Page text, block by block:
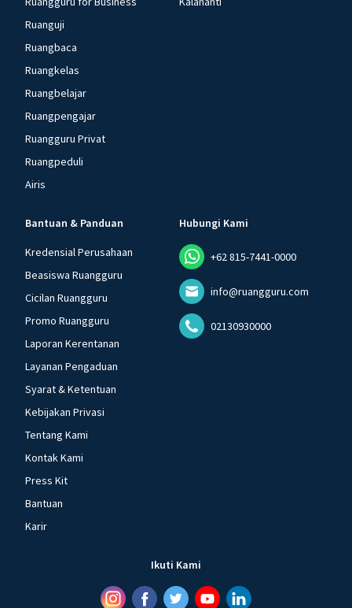
Ruanguji
Ruangbaca
Ruangkelas
Ruangbelajar
Ruangpengajar
Ruangguru Privat
Ruangpeduli
Airis
Bantuan & Panduan
Kredensial Perusahaan
Beasiswa Ruangguru
Cicilan Ruangguru
Promo Ruangguru
Laporan Kerentanan
Layanan Pengaduan
Syarat & Ketentuan
Kebijakan Privasi
Tentang Kami
Kontak Kami
Press Kit
Bantuan
Karir
Hubungi Kami
+62 815-7441-0000
info@ruangguru.com
02130930000
Ikuti Kami